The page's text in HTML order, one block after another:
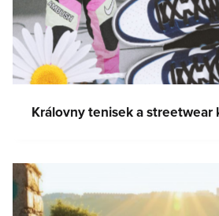
Královny tenisek a streetwear